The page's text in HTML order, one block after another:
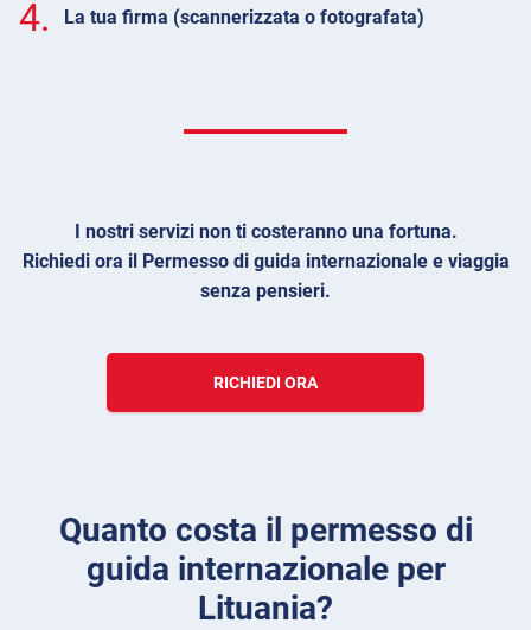
4. La tua firma (scannerizzata o fotografata)
I nostri servizi non ti costeranno una fortuna.
Richiedi ora il Permesso di guida internazionale e viaggia
senza pensieri.
RICHIEDI ORA
Quanto costa il permesso di
guida internazionale per
Lituania?